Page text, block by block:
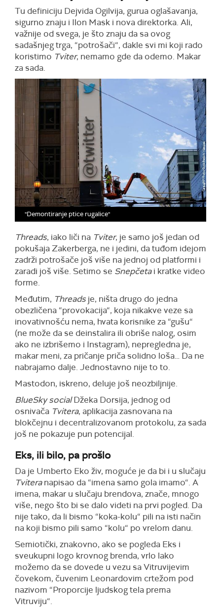
Tu definiciju Dejvida Ogilvija, gurua oglašavanja,
sigurno znaju i Ilon Mask i nova direktorka. Ali,
važnije od svega, je što znaju da sa ovog
sadašnjeg trga, “potrošači“, dakle svi mi koji rado
koristimo Tviter, nemamo gde da odemo. Makar
za sada.
"Demontiranje ptice rugalice"
Threads, iako liči na Tviter, je samo još jedan od
pokušaja Zakerberga, ne i jedini, da tuđom idejom
zadrži potrošače još više na jednoj od platformi i
zaradi još više. Setimo se Snepčetai kratke video
forme.
Međutim, Threadsje, ništa drugo do jedna
obezličena “provokacija“, koja nikakve veze sa
inovativnošću nema, hvata korisnike za “gušu“
(ne može da se deinstalira ili obriše nalog, osim
ako ne izbrišemo i Instagram), nepregledna je,
makar meni, za pričanje priča solidno loša… Da ne
nabrajamo dalje. Jednostavno nije to to.
Mastodon, iskreno, deluje još neozbiljnije.
BlueSky social Džeka Dorsija, jednog od
osnivača Tvitera, aplikacija zasnovana na
blokčejnu i decentralizovanom protokolu, za sada
još ne pokazuje pun potencijal.
Eks, ili bilo, pa prošlo
Da je Umberto Eko živ, moguće je da bi i u slučaju
Tviteranapisao da “imena samo gola imamo“. A
imena, makar u slučaju brendova, znače, mnogo
više, nego što bi se dalo videti na prvi pogled. Da
nije tako, da li bismo “koka-kolu“ pili na isti način
na koji bismo pili samo “kolu“ po vrelom danu.
Semiotički, znakovno, ako se pogleda Eks i
sveukupni logo krovnog brenda, vrlo lako
možemo da se dovede u vezu sa Vitruvijevim
čovekom, čuvenim Leonardovim crtežom pod
nazivom “Proporcije ljudskog tela prema
Vitruviju“.